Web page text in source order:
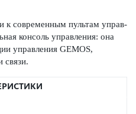
к современным пультам управ­
консоль управ­ления: она
управ­ления GEMOS,
связи.